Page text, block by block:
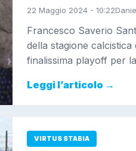
22 Maggio 2024 - 10:22
Francesco Saverio
della stagione
finalissima playoff per
Leggi l’articolo →
VIRTUS STABIA